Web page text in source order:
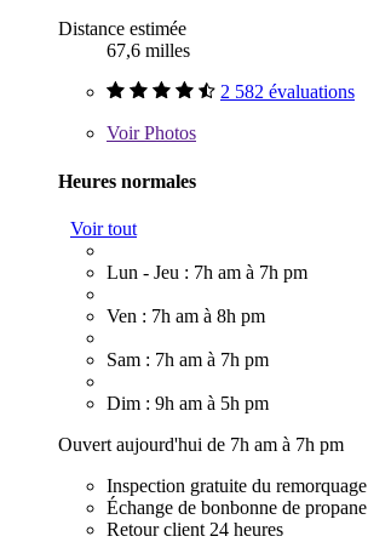
Distance estimée
67,6 milles
2 582 évaluations
VoirPhotos
Heures normales
Voir tout
Lun - Jeu : 7h am à 7h pm
Ven : 7h am à 8h pm
Sam : 7h am à 7h pm
Dim : 9h am à 5h pm
Ouvert aujourd'hui de 7h am à 7h pm
Inspection gratuite du remorquage
Échange de bonbonne de propane
Retour client 24 heures